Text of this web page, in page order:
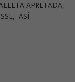
APRETADA,
ASÍ